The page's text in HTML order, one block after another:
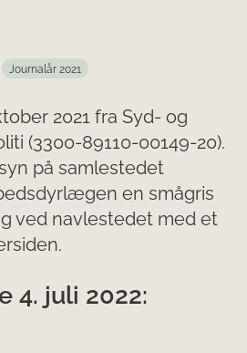
Journalår 2021
2021 fra Syd- og
(3300-89110-00149-20).
på samlestedet
en smågris
ved navlestedet med et
4. juli 2022: